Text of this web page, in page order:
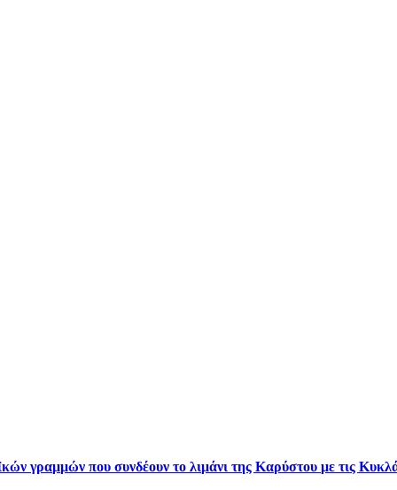
γραμμών που συνδέουν το λιμάνι της Καρύστου με τις